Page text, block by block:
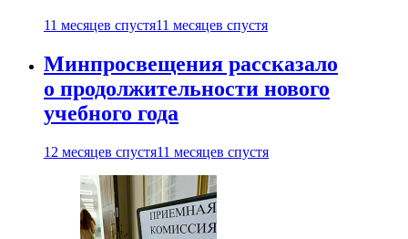
11 месяцев спустя11 месяцев спустя
Минпросвещения рассказало
о продолжительности нового
учебного года
12 месяцев спустя11 месяцев спустя